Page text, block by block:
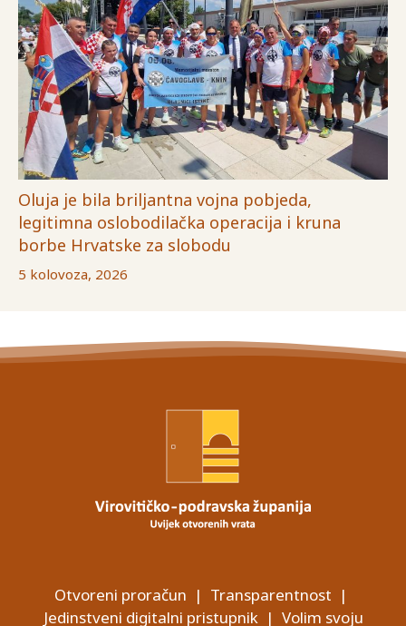
Oluja je bila briljantna vojna pobjeda,
legitimna oslobodilačka operacija i kruna
borbe Hrvatske za slobodu
5 kolovoza, 2026
Otvoreni proračun | Transparentnost |
Jedinstveni digitalni pristupnik| Volim svoju